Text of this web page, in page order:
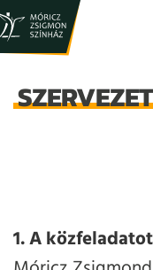
1. A